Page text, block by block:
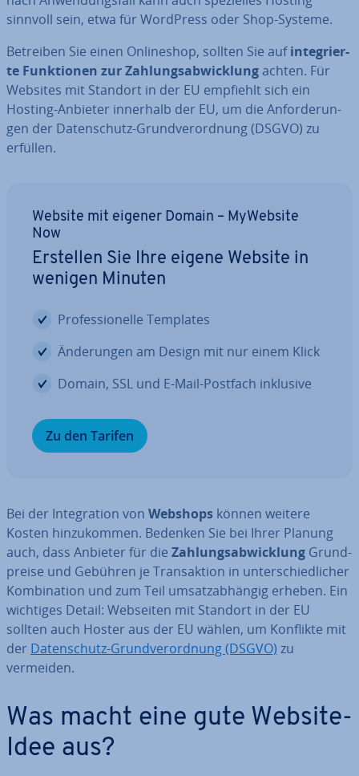
sinnvoll sein, etwa für WordPress oder Shop-Systeme.
Betreiben Sie einen On­line­shop, sollten Sie aufin­te­grier­
te Funk­tio­nen zur Zah­lungs­ab­wick­lungachten. Für
Websites mit Standort in der EU empfiehlt sich ein
Hosting-Anbieter innerhalb der EU, um die An­for­de­run­
gen der Da­ten­schutz-Grund­ver­ord­nung (DSGVO) zu
erfüllen.
Website mit eigener Domain – MyWebsite
Now
Erstellen Sie Ihre eigene Website in
wenigen Minuten
Pro­fes­sio­nel­le Templates
Än­de­run­gen am Design mit nur einem Klick
Domain, SSL und E-Mail-Postfach inklusive
Zu den Tarifen
Bei der In­te­gra­ti­on von Webshops können weitere
Kosten hin­zu­kom­men. Bedenken Sie bei Ihrer Planung
auch, dass Anbieter für die Zah­lungs­ab­wick­lung Grund­
prei­se und Gebühren je Trans­ak­ti­on in un­ter­schied­li­cher
Kom­bi­na­ti­on und zum Teil um­satz­ab­hän­gig erheben. Ein
wichtiges Detail: Webseiten mit Standort in der EU
sollten auch Hoster aus der EU wählen, um Konflikte mit
der Da­ten­schutz-Grund­ver­ord­nung (DSGVO) zu
vermeiden.
Was macht eine gute Website-
Idee aus?